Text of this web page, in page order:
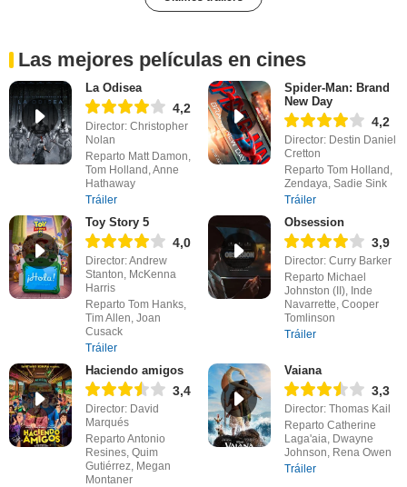
Las mejores películas en cines
La Odisea
4,2
Director: Christopher
Nolan
Reparto Matt Damon,
Tom Holland, Anne
Hathaway
Tráiler
Spider-Man: Brand
New Day
4,2
Director: Destin Daniel
Cretton
Reparto Tom Holland,
Zendaya, Sadie Sink
Tráiler
Toy Story 5
4,0
Director: Andrew
Stanton, McKenna
Harris
Reparto Tom Hanks,
Tim Allen, Joan
Cusack
Tráiler
Obsession
3,9
Director: Curry Barker
Reparto Michael
Johnston (II), Inde
Navarrette, Cooper
Tomlinson
Tráiler
Haciendo amigos
3,4
Director: David
Marqués
Reparto Antonio
Resines, Quim
Gutiérrez, Megan
Montaner
Vaiana
3,3
Director: Thomas Kail
Reparto Catherine
Laga'aia, Dwayne
Johnson, Rena Owen
Tráiler